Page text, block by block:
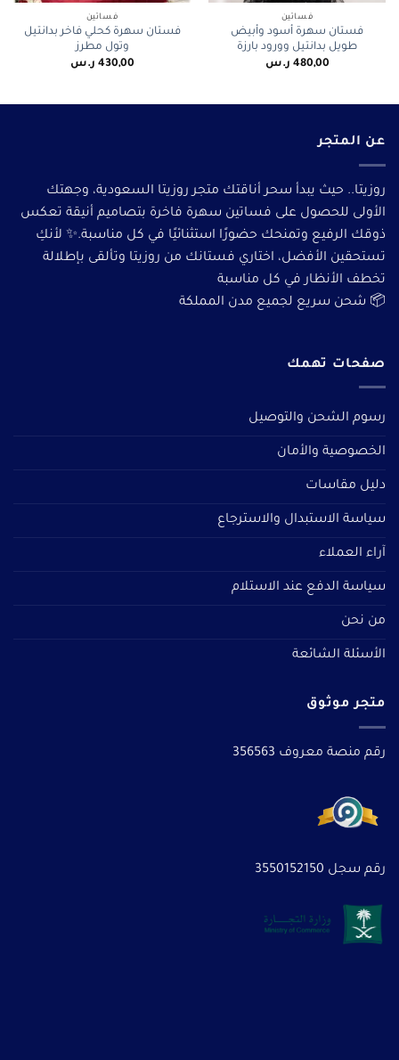
فساتين
فستان سهرة أسود وأبيض
طويل بدانتيل وورود بارزة
480,00 ر.س
فساتين
فستان سهرة كحلي فاخر بدانتيل
وتول مطرز
430,00 ر.س
عن المتجر
روزيتا.. حيث يبدأ سحر أناقتك متجر روزيتا السعودية، وجهتك
الأولى للحصول على فساتين سهرة فاخرة بتصاميم أنيقة تعكس
ذوقك الرفيع وتمنحك حضورًا استثنائيًا في كل مناسبة.✨ لأنكِ
تستحقين الأفضل، اختاري فستانك من روزيتا وتألقى بإطلالة
تخطف الأنظار في كل مناسبة
📦 شحن سريع لجميع مدن المملكة
صفحات تهمك
رسوم الشحن والتوصيل
الخصوصية والأمان
دليل مقاسات
سياسة الاستبدال والاسترجاع
آراء العملاء
سياسة الدفع عند الاستلام
من نحن
الأسئلة الشائعة
متجر موثوق
رقم منصة معروف 356563
رقم سجل 3550152150